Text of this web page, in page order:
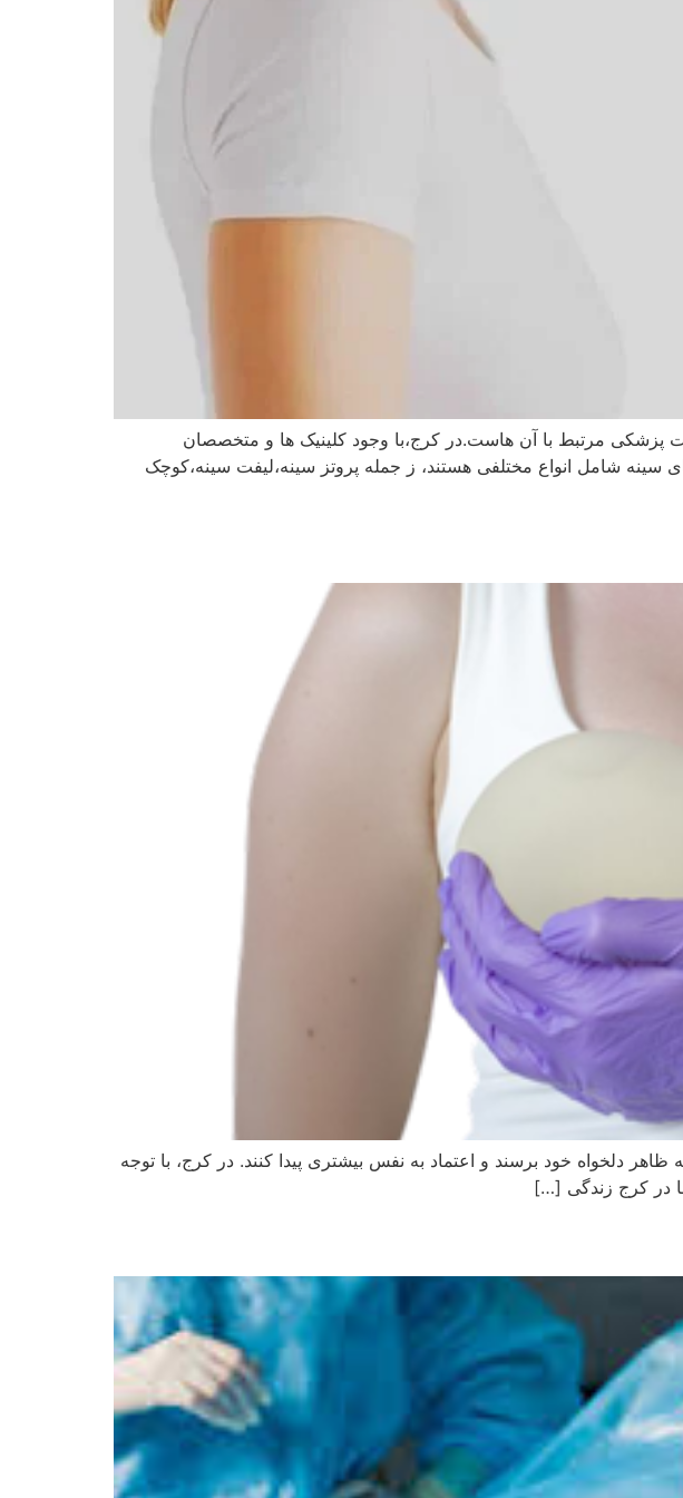
پزشکی مرتبط با آن‌ هاست.در کرج،با وجود کلینیک‌ ها و متخصصان
شامل انواع مختلفی هستند، ز جمله پروتز سینه،لیفت سینه،کوچک
دلخواه خود برسند و اعتماد به نفس بیشتری پیدا کنند. در کرج، با توجه
در کرج زندگی […]